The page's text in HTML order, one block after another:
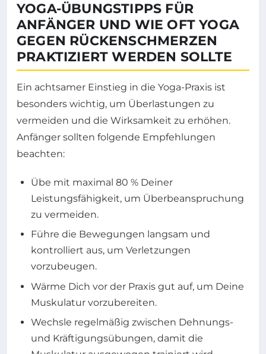
YOGA-ÜBUNGSTIPPS FÜR
ANFÄNGER UND WIE OFT YOGA
GEGEN RÜCKENSCHMERZEN
PRAKTIZIERT WERDEN SOLLTE
Ein achtsamer Einstieg in die Yoga-Praxis ist
besonders wichtig, um Überlastungen zu
vermeiden und die Wirksamkeit zu erhöhen.
Anfänger sollten folgende Empfehlungen
beachten:
Übe mit maximal 80 % Deiner
Leistungsfähigkeit, um Überbeanspruchung
zu vermeiden.
Führe die Bewegungen langsam und
kontrolliert aus, um Verletzungen
vorzubeugen.
Wärme Dich vor der Praxis gut auf, um Deine
Muskulatur vorzubereiten.
Wechsle regelmäßig zwischen Dehnungs-
und Kräftigungsübungen, damit die